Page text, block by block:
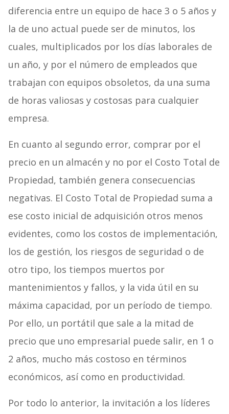
diferencia entre un equipo de hace 3 o 5 años y
la de uno actual puede ser de minutos, los
cuales, multiplicados por los días laborales de
un año, y por el número de empleados que
trabajan con equipos obsoletos, da una suma
de horas valiosas y costosas para cualquier
empresa.
En cuanto al segundo error, comprar por el
precio en un almacén y no por el Costo Total de
Propiedad, también genera consecuencias
negativas. El Costo Total de Propiedad suma a
ese costo inicial de adquisición otros menos
evidentes, como los costos de implementación,
los de gestión, los riesgos de seguridad o de
otro tipo, los tiempos muertos por
mantenimientos y fallos, y la vida útil en su
máxima capacidad, por un período de tiempo.
Por ello, un portátil que sale a la mitad de
precio que uno empresarial puede salir, en 1 o
2 años, mucho más costoso en términos
económicos, así como en productividad.
Por todo lo anterior, la invitación a los líderes